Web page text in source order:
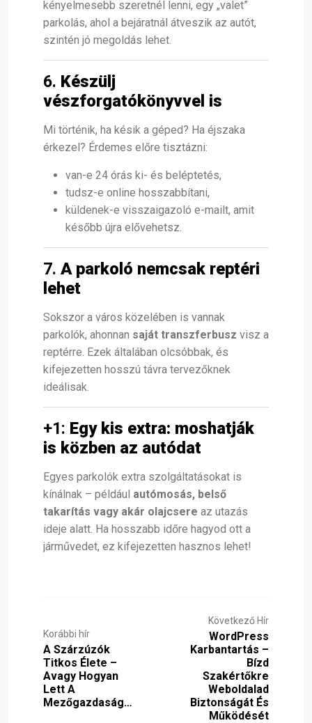
kényelmesebb szeretnél lenni, egy „valet”
parkolás, ahol a bejáratnál átveszik az autót,
szintén jó megoldás lehet.
6. Készülj
vészforgatókönyvvel is
Mi történik, ha késik a géped? Ha éjszaka
érkezel? Érdemes előre tisztázni:
van-e 24 órás ki- és beléptetés,
tudsz-e online hosszabbítani,
küldenek-e visszaigazoló e-mailt, amit
később újra elővehetsz.
7. A parkoló nemcsak reptéri
lehet
Sokszor a város közelében is vannak
parkolók, ahonnan saját transzferbusz visz a
reptérre. Ezek általában olcsóbbak, és
kifejezetten hosszú távra tervezőknek
ideálisak.
+1: Egy kis extra: moshatják
is közben az autódat
Egyes parkolók extra szolgáltatásokat is
kínálnak – például autómosás, belső
takarítás vagy akár olajcsere az utazás
ideje alatt. Ha hosszabb időre hagyod ott a
járművedet, ez kifejezetten hasznos lehet!
Korábbi hír
A Szárzúzók
Titkos Élete –
Avagy Hogyan
Lett A
Mezőgazdaság…
Következő Hír
WordPress
Karbantartás –
Bízd
Szakértőkre
Weboldalad
Biztonságát És
Működését